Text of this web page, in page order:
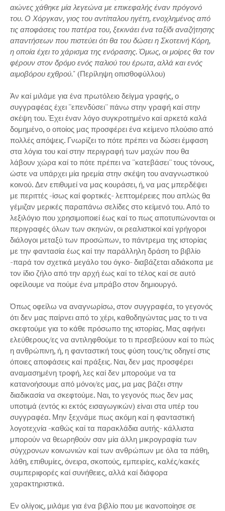
αιώνες χάθηκε μία λεγεώνα με επικεφαλής έναν πρόγονό
του. Ο Χόργκαν, γιος του αντίπαλου ηγέτη, ενοχλημένος από
τις αποφάσεις του πατέρα του, ξεκινάει ένα ταξίδι αναζήτησης
απαντήσεων που πιστεύει ότι θα του δώσει η Σκοτεινή Κόρη,
η οποία έχει το χάρισμα της ενόρασης. Όμως, οι μοίρες θα τον
φέρουν στον δρόμο ενός παλιού του έρωτα, αλλά και ενός
αιμοβόρου εχθρού." (Περίληψη οπισθοφύλλου)
Άν καί μιλάμε για ένα πρωτόλειο δείγμα γραφής, ο
συγγραφέας έχει ''επενδύσει'' πάνω στην γραφή καί στην
σκέψη του. Έχει έναν λόγο συγκροτημένο καί αρκετά καλά
δομημένο, ο οποίος μας προσφέρει ένα κείμενο πλούσιο από
πολλές απόψεις. Γνωρίζει το πότε πρέπει να δώσει έμφαση
στα λόγια του καί στην περιγραφή των μαχών που θα
λάβουν χώρα καί το πότε πρέπει να ''κατεβάσει'' τους τόνους,
ώστε να υπάρχει μία ηρεμία στην σκέψη του αναγνωστικού
κοινού. Δεν επιθυμεί να μας κουράσει, ή, να μας μπερδέψει
με περιττές -ίσως καί φορτικές- λεπτομέρειες που απλώς θα
γέμιζαν μερικές παραπάνω σελίδες στο κείμενό του. Από το
λεξιλόγιο που χρησιμοποιεί έως καί το πως αποτυπώνονται οι
περιγραφές όλων των σκηνών, οι ρεαλιστικοί καί γρήγοροι
διάλογοι μεταξύ των προσώπων, το πάντρεμα της ιστορίας
με την φαντασία έως καί την παράλληλη δράση το βιβλίο
-παρά τον σχετικά μεγάλο του όγκο- διαβάζεται αδιάκοπα με
τον ίδιο ζήλο από την αρχή έως καί το τέλος καί σε αυτό
οφείλουμε να πούμε ένα μπράβο στον δημιουργό.
Όπως οφείλω να αναγνωρίσω, στον συγγραφέα, το γεγονός
ότι δεν μας παίρνει από το χέρι, καθοδηγώντας μας το τι να
σκεφτούμε για το κάθε πρόσωπο της ιστορίας. Μας αφήνει
ελεύθερους/ες να αντιληφθούμε το τι πρεσβεύουν καί το πώς
η ανθρώπινη, ή, η φανταστική τους φύση τους/τις οδηγεί στις
όποιες αποφάσεις καί πράξεις. Ναι, δεν μας προσφέρει
αναμασημένη τροφή, λες καί δεν μπορούμε να τα
κατανοήσουμε από μόνοι/ες μας, μα μας βάζει στην
διαδικασία να σκεφτούμε. Ναι, το γεγονός πως δεν μας
υποτιμά (εντός κι εκτός εισαγωγικών) είναι στα υπέρ του
συγγραφέα. Μην ξεχνάμε πως ακόμη καί η φανταστική
λογοτεχνία -καθώς καί τα παρακλάδια αυτής- κάλλιστα
μπορούν να θεωρηθούν σαν μία άλλη μικρογραφία των
σύγχρονων κοινωνιών καί των ανθρώπων με όλα τα πάθη,
λάθη, επιθυμίες, όνειρα, σκοπούς, εμπειρίες, καλές/κακές
συμπεριφορές καί συνήθειες, αλλά καί διάφορα
χαρακτηριστικά.
Εν ολίγοις, μιλάμε για ένα βιβλίο που με ικανοποίησε σε